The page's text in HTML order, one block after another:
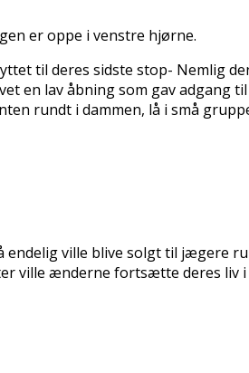
er oppe i venstre hjørne.
til deres sidste stop- Nemlig
en lav åbning som gav
rundt i dammen, lå i små
endelig ville blive solgt til
ville ænderne fortsætte deres